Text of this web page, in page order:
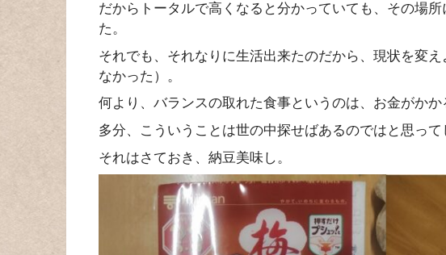
だからトータルで高くなると分かっていても、その場
た。
それでも、それなりに生活出来たのだから、現状を変
なかった）。
何より、バランスの取れた食事というのは、お金がかか
多分、こういうことは世の中探せばあるのではと思って
それはさておき、納豆美味し。